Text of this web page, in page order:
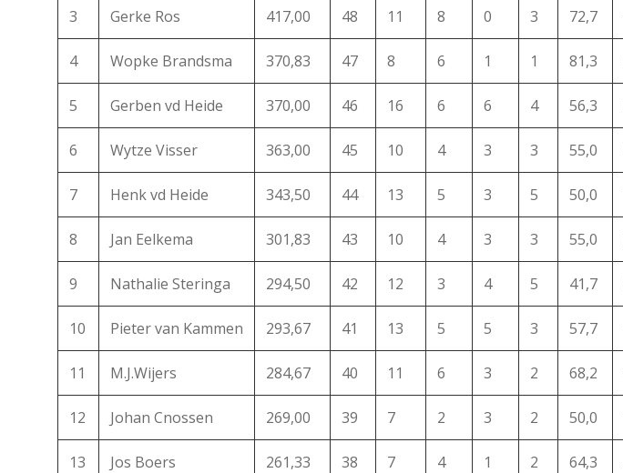
3 Gerke Ros 417,00 48 11 8 0 3 72,7
4 Wopke Brandsma 370,83 47 8 6 1 1 81,3
5 Gerben vd Heide 370,00 46 16 6 6 4 56,3
6 Wytze Visser 363,00 45 10 4 3 3 55,0
7 Henk vd Heide 343,50 44 13 5 3 5 50,0
8 Jan Eelkema 301,83 43 10 4 3 3 55,0
9 Nathalie Steringa 294,50 42 12 3 4 5 41,7
10 Pieter van Kammen 293,67 41 13 5 5 3 57,7
11 M.J.Wijers 284,67 40 11 6 3 2 68,2
12 Johan Cnossen 269,00 39 7 2 3 2 50,0
13 Jos Boers 261,33 38 7 4 1 2 64,3